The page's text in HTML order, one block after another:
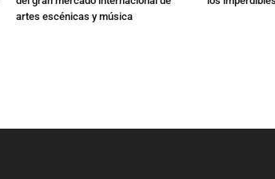
artes escénicas y música